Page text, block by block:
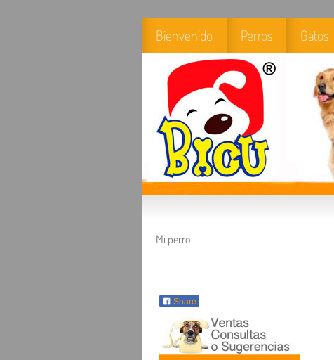
Bienvenido Perros Gatos
Mi perro
Share